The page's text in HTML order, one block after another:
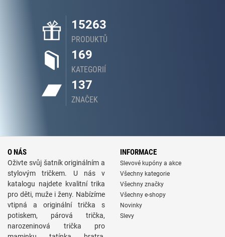
15263
PRODUKTŮ
169
KATEGORIÍ
137
ZNAČEK
O NÁS
Oživte svůj šatník originálním a
stylovým tričkem. U nás v
katalogu najdete kvalitní trika
pro děti, muže i ženy. Nabízíme
vtipná a originální trička s
potiskem, párová trička,
narozeninová trička pro
INFORMACE
Slevové kupóny a akce
Všechny kategorie
Všechny značky
Všechny e-shopy
Novinky
Slevy